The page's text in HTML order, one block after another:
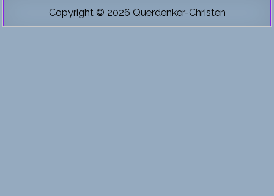
Copyright © 2026 Querdenker-Christen